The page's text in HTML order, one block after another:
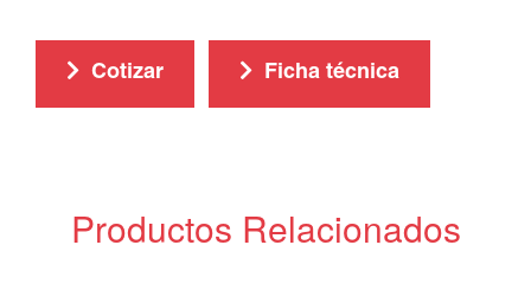
Cotizar Ficha técnica
Productos Relacionados